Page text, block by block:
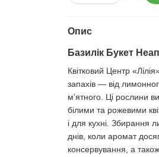
Опис
Базилік Букет
Квітковий Центр
запахів — від
м’ятного. Ці рослини
білими та рожевими
і для кухні. Збирання
днів, коли аромат
консервування, а